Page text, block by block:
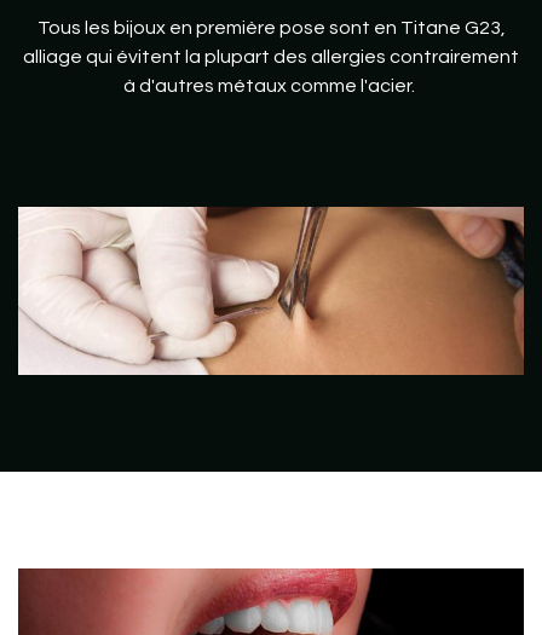
Tous les bijoux en première pose sont en Titane G23,
alliage qui évitent la plupart des allergies contrairement
à d'autres métaux comme l'acier.